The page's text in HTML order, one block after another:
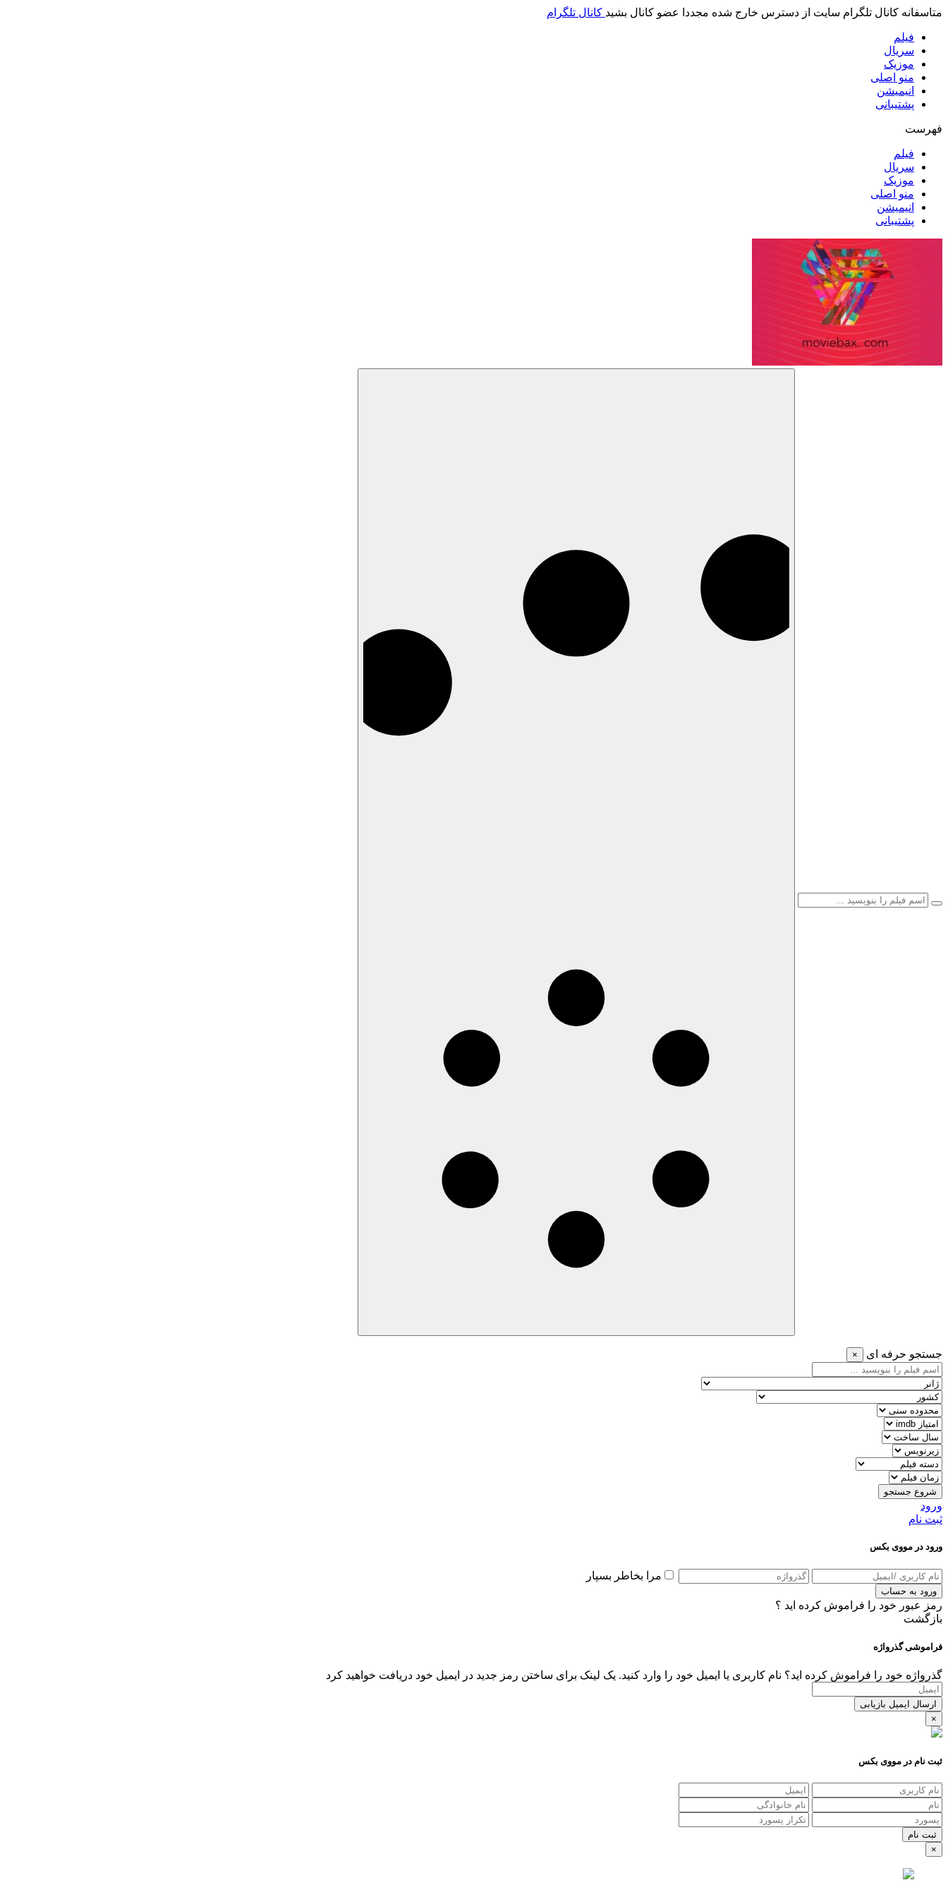
متاسفانه کانال تلگرام سایت از دسترس خارج شده مجددا عضو کانال بشید کانال تلگرام
فیلم
سریال
موزیک
منو اصلی
انیمیشن
پشتیبانی
فهرست
فیلم
سریال
موزیک
منو اصلی
انیمیشن
پشتیبانی
جستجو حرفه ای ×
شروع جستجو
ورود
ثبت نام
ورود در مووی بکس
مرا بخاطر بسپار
ورود به حساب
رمز عبور خود را فراموش کرده اید ؟
بازگشت
فراموشی گذرواژه
گذرواژه خود را فراموش کرده اید؟ نام کاربری یا ایمیل خود را وارد کنید. یک لینک برای ساختن رمز جدید در ایمیل خود دریافت خواهید کرد
ارسال ایمیل بازیابی
×
ثبت نام در مووی بکس
×